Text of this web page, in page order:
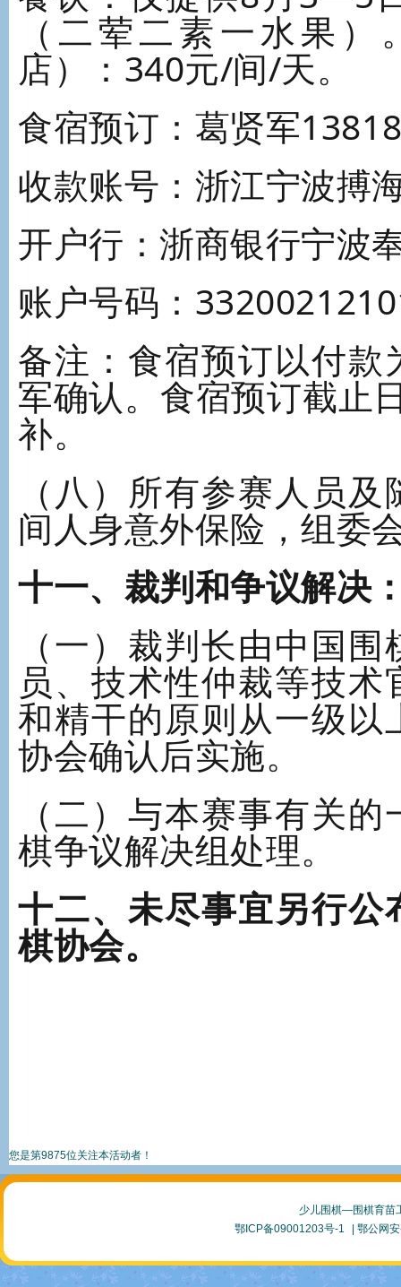
（二荤二素一水果
店）：340元/间/天。
食宿预订：葛贤军
收款账号：浙江宁波搏
开户行：浙商银行宁波
账户号码：
备注：食宿预订以付
军确认。食宿预订截止
补。
（八）所有参赛人员
间人身意外保险，组委
十一、裁判和争议解决
（一）裁判长由中国
员、技术性仲裁等技
和精干的原则从一级
协会确认后实施。
（二）与本赛事有关
棋争议解决组处理。
十二、未尽事宜另行
棋协会。
您是第9875位关注本活动者！
少儿围棋—围棋育苗
鄂ICP备09001203号-1
| 鄂公网